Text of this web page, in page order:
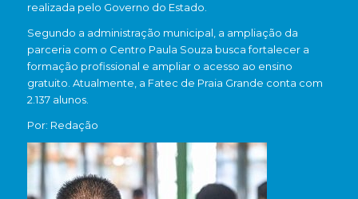
realizada pelo Governo do Estado.
Segundo a administração municipal, a ampliação da
parceria com o Centro Paula Souza busca fortalecer a
formação profissional e ampliar o acesso ao ensino
gratuito. Atualmente, a Fatec de Praia Grande conta com
2.137 alunos.
Por: Redação